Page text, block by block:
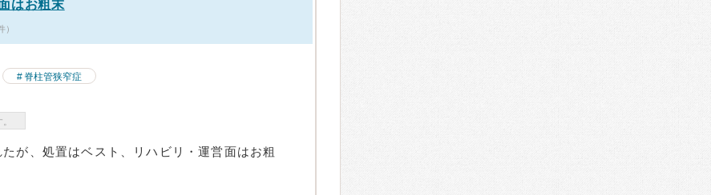
はお粗末
）
脊柱管狭窄症
が、処置はベスト、リハビリ・運営面はお粗